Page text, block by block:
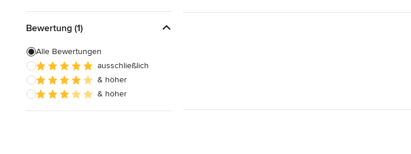
Bewertung (1)
Alle Bewertungen
ausschließlich
& höher
& höher